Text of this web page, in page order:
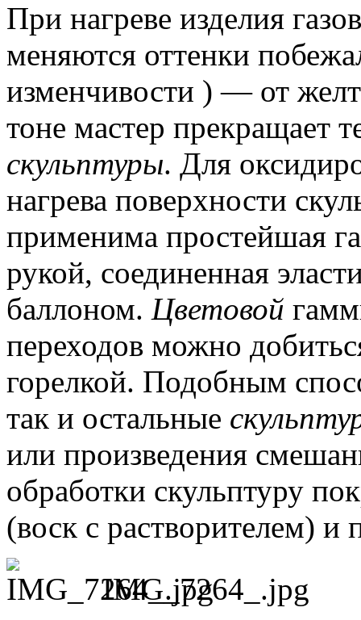
При нагреве изделия
меняются оттенки
изменчивости ) — от
тоне мастер прекращает
скульптуры. Для
нагрева поверхности
применима простейшая
рукой, соединенная
баллоном. Цветовой
переходов можно
горелкой. Подобным
так и остальные
или произведения
обработки скульптуру
(воск с растворителем)
IMG_7264_.jpg